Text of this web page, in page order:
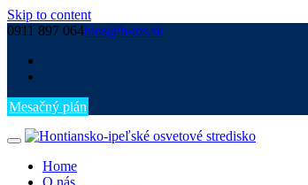
Skip to content
0911 897 064hios@h-ios.sk
Mesačný plán
Home
O nás